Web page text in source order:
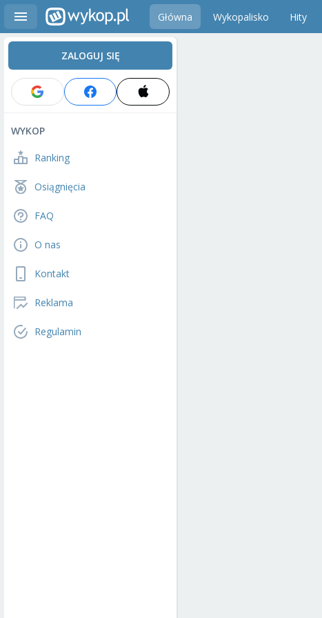
Główna Wykopalisko Hity
ZALOGUJ SIĘ
WYKOP
Ranking
Osiągnięcia
FAQ
O nas
Kontakt
Reklama
Regulamin